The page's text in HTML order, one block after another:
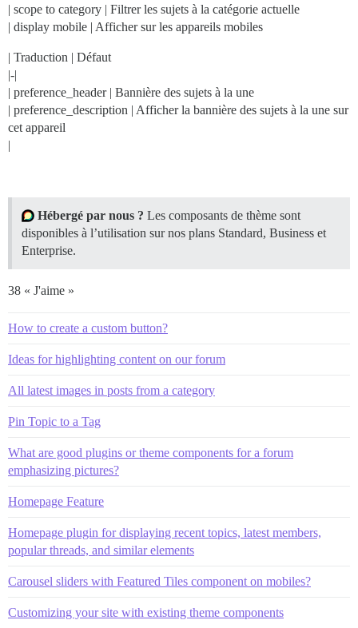
| scope to category | Filtrer les sujets à la catégorie actuelle
| display mobile | Afficher sur les appareils mobiles
| Traduction | Défaut
|-|
| preference_header | Bannière des sujets à la une
| preference_description | Afficher la bannière des sujets à la une sur
cet appareil
|
Hébergé par nous ? Les composants de thème sont
disponibles à l’utilisation sur nos plans Standard, Business et
Enterprise.
38 « J'aime »
How to create a custom button?
Ideas for highlighting content on our forum
All latest images in posts from a category
Pin Topic to a Tag
What are good plugins or theme components for a forum
emphasizing pictures?
Homepage Feature
Homepage plugin for displaying recent topics, latest members,
popular threads, and similar elements
Carousel sliders with Featured Tiles component on mobiles?
Customizing your site with existing theme components